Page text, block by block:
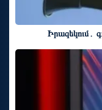
Իրազեկում․